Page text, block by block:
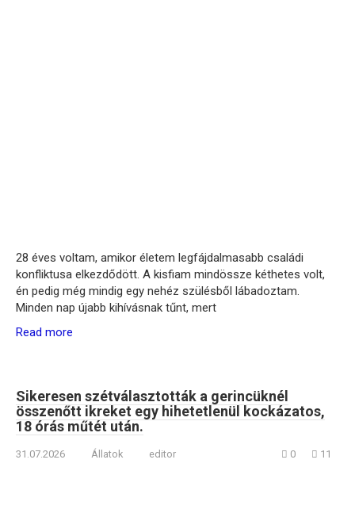
28 éves voltam, amikor életem legfájdalmasabb családi
konfliktusa elkezdődött. A kisfiam mindössze kéthetes volt,
én pedig még mindig egy nehéz szülésből lábadoztam.
Minden nap újabb kihívásnak tűnt, mert
Read more
Sikeresen szétválasztották a gerincüknél
összenőtt ikreket egy hihetetlenül kockázatos,
18 órás műtét után.
31.07.2026 Állatok editor 0 11